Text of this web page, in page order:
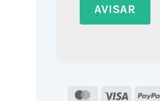
MasterCard
Visa